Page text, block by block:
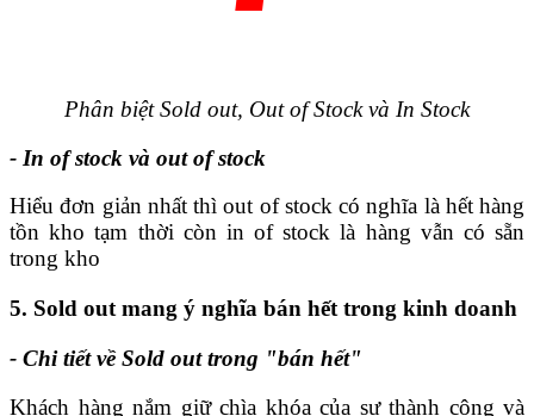
Phân biệt Sold out, Out of Stock và In Stock
- In of stock và out of stock
Hiểu đơn giản nhất thì out of stock có nghĩa là hết hàng
tồn kho tạm thời còn in of stock là hàng vẫn có sẵn
trong kho
5. Sold out mang ý nghĩa bán hết trong kinh doanh
- Chi tiết về Sold out trong "bán hết"
Khách hàng nắm giữ chìa khóa của sự thành công và